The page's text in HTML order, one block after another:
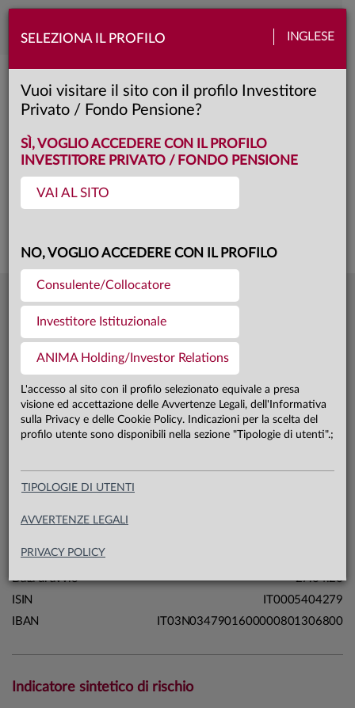
SELEZIONA IL PROFILO INGLESE
Vuoi visitare il sito con il profilo Investitore
Privato / Fondo Pensione?
SÌ, VOGLIO ACCEDERE CON IL PROFILO
INVESTITORE PRIVATO / FONDO PENSIONE
VAI AL SITO
NO, VOGLIO ACCEDERE CON IL PROFILO
Consulente/Collocatore
Investitore Istituzionale
ANIMA Holding/Investor Relations
L'accesso al sito con il profilo selezionato equivale a presa
visione ed accettazione delle Avvertenze Legali, dell'Informativa
sulla Privacy e delle Cookie Policy. Indicazioni per la scelta del
profilo utente sono disponibili nella sezione "Tipologie di utenti".;
TIPOLOGIE DI UTENTI
AVVERTENZE LEGALI
PRIVACY POLICY
Toggle
Anima Megatrend People
Classe: B
Questa è una comunicazione di marketing. Si prega di consultare il prospetto e
Ultima quota
04.08.26
Patrimonio fondo 31.07.26
Patrimonio classe B 31.07.26
Carta di identità
Linea
Mercati
Sistema
Macrocategoria
Domicilio
Data di avvio
27.04.20
ISIN
IT0005404279
IBAN
IT03N0347901600000801306800
Indicatore sintetico di rischio